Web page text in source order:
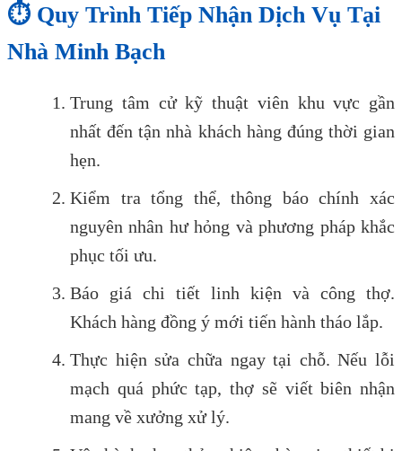
⏱️ Quy Trình Tiếp Nhận Dịch Vụ Tại
Nhà Minh Bạch
Trung tâm cử kỹ thuật viên khu vực gần
nhất đến tận nhà khách hàng đúng thời gian
hẹn.
Kiểm tra tổng thể, thông báo chính xác
nguyên nhân hư hỏng và phương pháp khắc
phục tối ưu.
Báo giá chi tiết linh kiện và công thợ.
Khách hàng đồng ý mới tiến hành tháo lắp.
Thực hiện sửa chữa ngay tại chỗ. Nếu lỗi
mạch quá phức tạp, thợ sẽ viết biên nhận
mang về xưởng xử lý.